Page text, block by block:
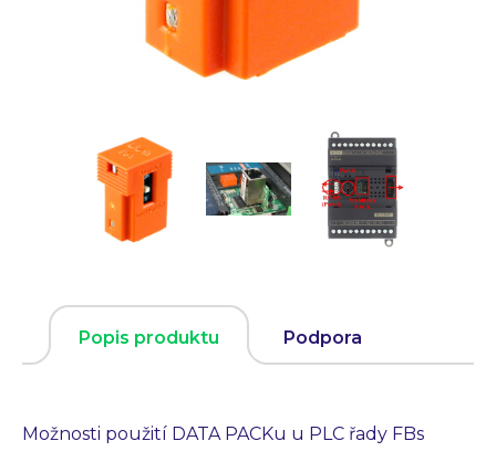
Popis produktu Podpora
Možnosti použití DATA PACKu u PLC řady FBs